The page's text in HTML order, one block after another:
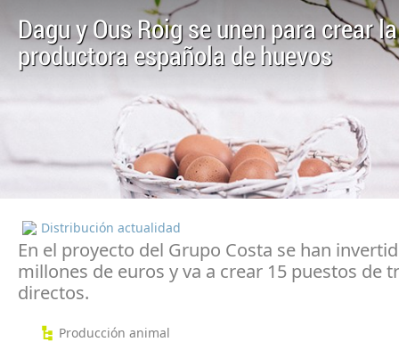
Dagu y Ous Roig se unen para crear
productora española de huevos
Distribución actualidad
En el proyecto del Grupo Costa se han
millones de euros y va a crear 15 puestos de
directos.
Producción animal